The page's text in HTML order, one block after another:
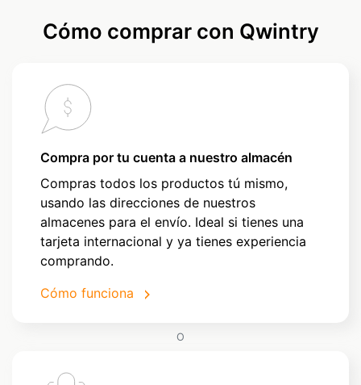
Cómo comprar con Qwintry
Compra por tu cuenta a nuestro almacén
Compras todos los productos tú mismo,
usando las direcciones de nuestros
almacenes para el envío. Ideal si tienes una
tarjeta internacional y ya tienes experiencia
comprando.
Cómo funciona
O